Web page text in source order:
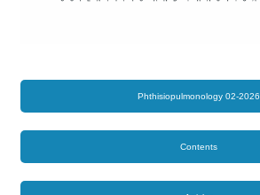
Phthisiopulmonology 02-2026
Contents